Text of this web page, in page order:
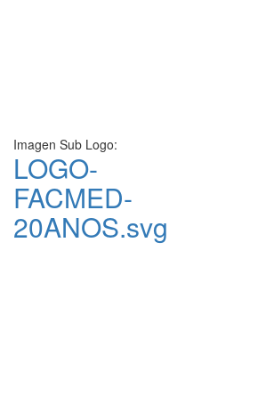
Imagen Sub Logo:
LOGO-
FACMED-
20ANOS.svg